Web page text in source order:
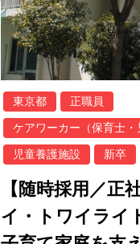
東京都 正職員
ケアワーカー（保育士・
児童養護施設 新卒
【随時採用／正
イ・トワイライ